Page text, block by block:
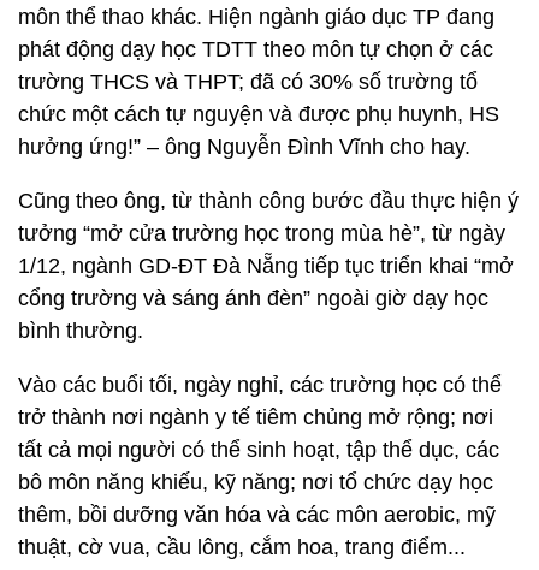
môn thể thao khác. Hiện ngành giáo dục TP đang
phát động dạy học TDTT theo môn tự chọn ở các
trường THCS và THPT; đã có 30% số trường tổ
chức một cách tự nguyện và được phụ huynh, HS
hưởng ứng!” – ông Nguyễn Đình Vĩnh cho hay.
Cũng theo ông, từ thành công bước đầu thực hiện ý
tưởng “mở cửa trường học trong mùa hè”, từ ngày
1/12, ngành GD-ĐT Đà Nẵng tiếp tục triển khai “mở
cổng trường và sáng ánh đèn” ngoài giờ dạy học
bình thường.
Vào các buổi tối, ngày nghỉ, các trường học có thể
trở thành nơi ngành y tế tiêm chủng mở rộng; nơi
tất cả mọi người có thể sinh hoạt, tập thể dục, các
bô môn năng khiếu, kỹ năng; nơi tổ chức dạy học
thêm, bồi dưỡng văn hóa và các môn aerobic, mỹ
thuật, cờ vua, cầu lông, cắm hoa, trang điểm...